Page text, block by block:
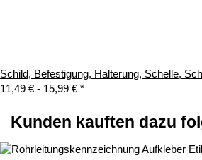
Schild, Befestigung, Halterung, Schelle,
11,49 € - 15,99 € *
Kunden kauften dazu